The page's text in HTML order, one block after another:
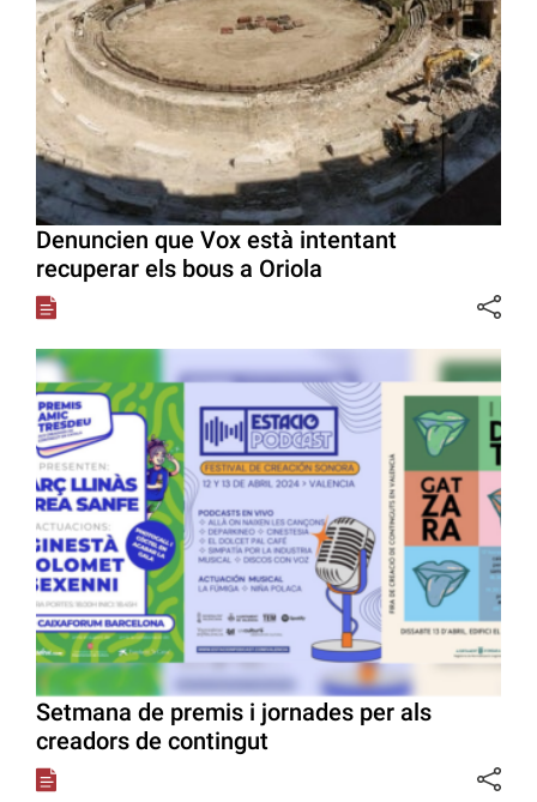
Denuncien que Vox està intentant
recuperar els bous a Oriola
Setmana de premis i jornades per als
creadors de contingut